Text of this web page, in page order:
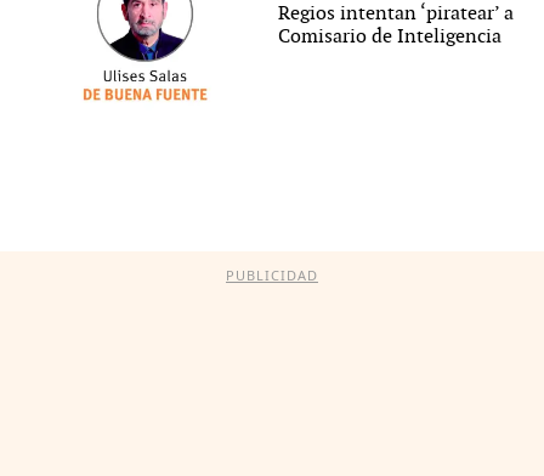
Regios intentan ‘piratear’ a
Comisario de Inteligencia
PUBLICIDAD